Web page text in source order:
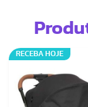
RECEBA HOJE